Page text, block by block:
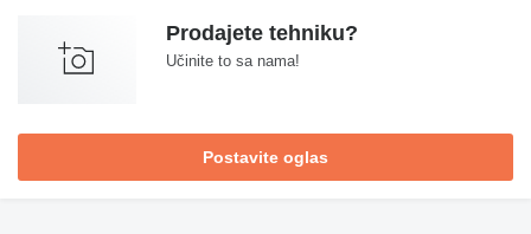
Prodajete tehniku?
Učinite to sa nama!
Postavite oglas